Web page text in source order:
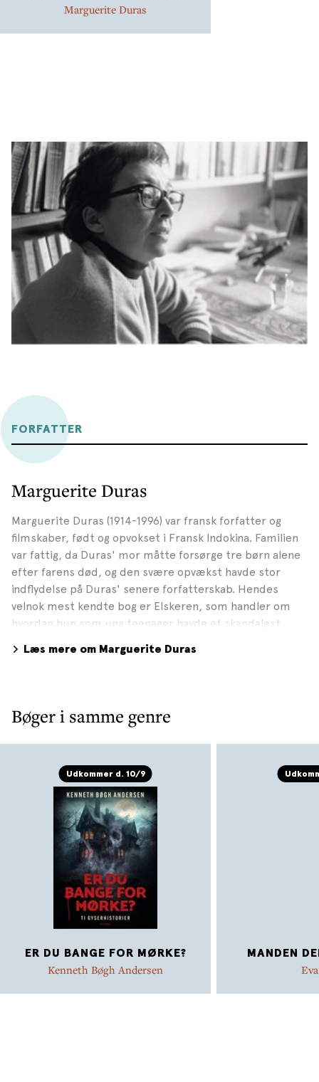
Marguerite Duras
FORFATTER
Marguerite Duras
Marguerite Duras (1914-1996) var fransk forfatter og
filmskaber, født og opvokset i Fransk Indokina. Familien
var fattig, da Duras' mor måtte forsørge tre børn alene
efter farens død, og den svære opvækst havde stor
indflydelse på Duras' senere forfatterskab. Hendes
velnok mest kendte bog er Elskeren, som handler om
hvordan hun som ung teenager havde et skandaløst
Bogen modtog den store franske Goncourt-pris i 1984
skrev bl.a. originalmanuskriptet til filmklassikeren
Hiroshima, mon amour (1959) - men kæmpede hele sit
voksne liv med forskellige personlige problemer, blandt
hendes kunst. Foto: Archives Gallimard © Editions
Læs mere om Marguerite Duras
Bøger i samme genre
Udkommer d. 10/9
ER DU BANGE FOR MØRKE?
Kenneth Bøgh Andersen
MANDEN